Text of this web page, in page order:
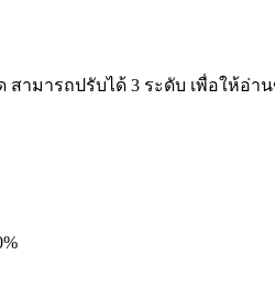
ามารถปรับได้ 3 ระดับ เพื่อให้อ่า